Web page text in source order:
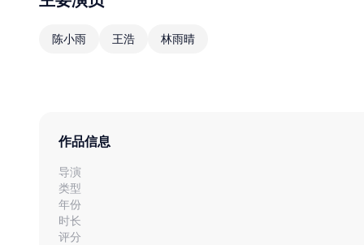
陈小雨 王浩 林雨晴
作品信息
导演
类型
年份
时长
评分